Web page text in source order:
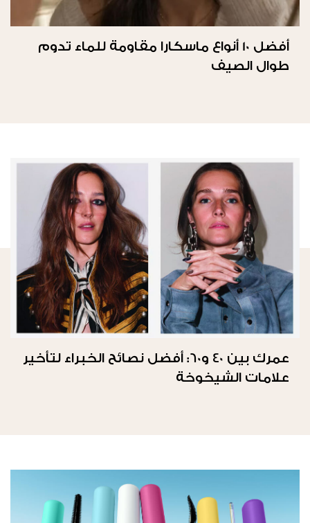
أفضل 10 أنواع ماسكارا مقاومة للماء تدوم
طوال الصيف
عمرك بين 40 و60: أفضل نصائح الخبراء لتأخير
علامات الشيخوخة